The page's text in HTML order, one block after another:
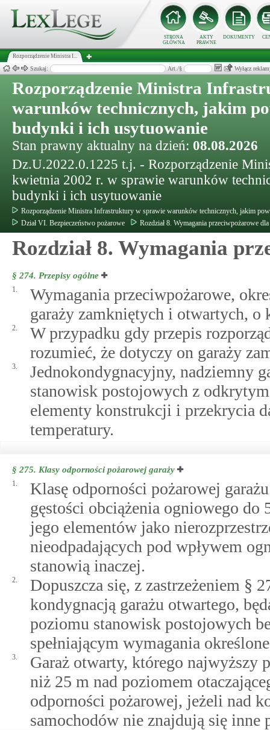
STRONA
GŁÓWNA
AKTY
PRAWNE
DOKUMENTY
Rozporządzenie Ministra I...
Szukaj: Art./§ Wyłącz
Rozporządzenie Ministra
warunków technicznych, jakim
budynki i ich usytuowanie
Stan prawny aktualny na dzień: 08.08.2026
Dz.U.2022.0.1225 t.j. - Rozporządzenie
kwietnia 2002 r. w sprawie warunków
budynki i ich usytuowanie
Rozporządzenie Ministra Infrastruktury w sprawie warunków technicznych, jakim
Dział VI. Bezpieczeństwo pożarowe
Rozdział 8. Wymagania przeciwpożarowe
Rozdział 8. Wymagania
§ 274. Przepisy ogólne
1.
Wymagania przeciwpożarowe,
garaży zamkniętych i otwartych,
2.
W przypadku gdy przepis
rozumieć, że dotyczy on garaży
3.
Jednokondygnacyjny, nadziemny
stanowisk postojowych z
elementy konstrukcji i przekrycia
temperatury.
§ 275. Klasy odporności pożarowej garaży
1.
Klasę odporności pożarowej
gęstości obciążenia ogniowego
jego elementów jako
nieodpadających pod wpływem
stanowią inaczej.
2.
Dopuszcza się, z zastrzeżeniem §
kondygnacją garażu otwartego,
poziomu stanowisk postojowych
spełniającym wymagania
3.
Garaż otwarty, którego najwyższy
niż 25 m nad poziomem
odporności pożarowej, jeżeli nad
samochodów nie znajdują się inne